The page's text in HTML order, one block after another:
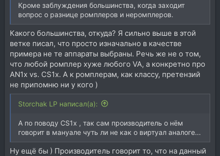
Кроме заблуждения большинства, когда заходит
вопрос о разнице ромплеров и неромплеров.
Какого большинства, откуда? Я сильно выше в этой
ветке писал, что просто изначально в качестве
примера не те аппараты выбраны. Речь же не о том,
что любой ромплер хуже любого VA, а конкретно про
AN1x vs. CS1x. А к ромплерам, как классу, претензий
не припомню ни у кого )
Storchak LP написал(а):
А по поводу CS1x , так сам производитель о нём
говорит в мануале чуть ли не как о виртуал аналоге...
Ну ещё бы ) Производитель говорит то, что на данный